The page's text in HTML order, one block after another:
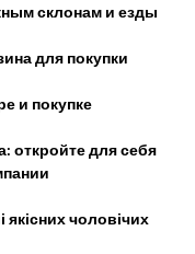
склонам и езды
для покупки
и покупке
откройте для себя
якісних чоловічих